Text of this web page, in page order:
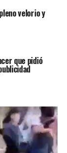
velorio y
que pidió